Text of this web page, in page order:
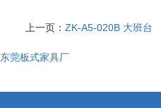
上一页： ZK-A5-020B 大班台
东莞板式家具厂